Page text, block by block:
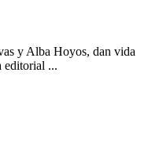
y Alba Hoyos, dan vida
editorial ...